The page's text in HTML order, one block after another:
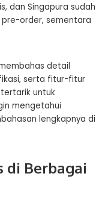
dan Singapura sudah
order, sementara
detail
serta fitur-fitur
untuk
mengetahui
lengkapnya di
di Berbagai